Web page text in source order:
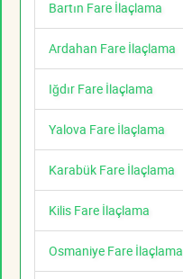
Bartın Fare İlaçlama
Ardahan Fare İlaçlama
Iğdır Fare İlaçlama
Yalova Fare İlaçlama
Karabük Fare İlaçlama
Kilis Fare İlaçlama
Osmaniye Fare İlaçlama